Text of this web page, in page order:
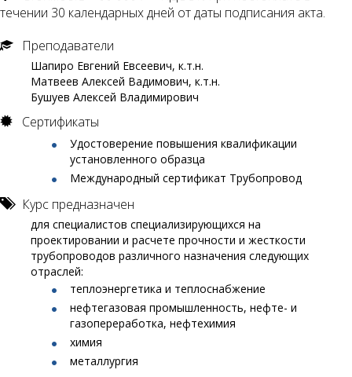
течении 30 календарных дней от даты подписания акта.
Преподаватели
Шапиро Евгений Евсеевич, к.т.н.
Матвеев Алексей Вадимович, к.т.н.
Бушуев Алексей Владимирович
Сертификаты
Удостоверение повышения квалификации
установленного образца
Международный сертификат Трубопровод
Курс предназначен
для специалистов специализирующихся на
проектировании и расчете прочности и жесткости
трубопроводов различного назначения следующих
отраслей:
теплоэнергетика и теплоснабжение
нефтегазовая промышленность, нефте- и
газопереработка, нефтехимия
химия
металлургия